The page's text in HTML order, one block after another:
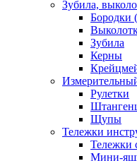
Зубила,
Бородки
Зубила
Керны
Рулетки
Щупы
Тележки
Тележки
Мини-